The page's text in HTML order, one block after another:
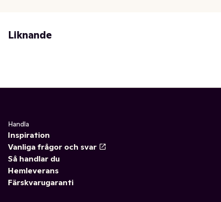
Liknande
Handla
Inspiration
Vanliga frågor och svar
Så handlar du
Hemleverans
Färskvarugaranti